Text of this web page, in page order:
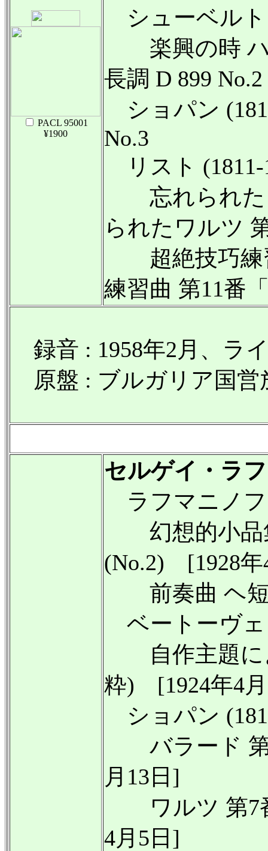
PACL 95001
¥1900
シューベルト
楽興の時 ハ
長調 D 899
ショパン
No.3
リスト (1811-
忘れられた
られたワルツ
超絶技巧練
練習曲 第11番
録音 : 1958年2月、ラ
原盤 : ブルガリア国営
セルゲイ・ラ
ラフマニノフ
幻想的小品
(No.2) [1928年
前奏曲 ヘ短
ベートーヴェ
自作主題に
粋) [1924年4月
ショパン
バラード 第
月13日]
ワルツ 第7番
4月5日]